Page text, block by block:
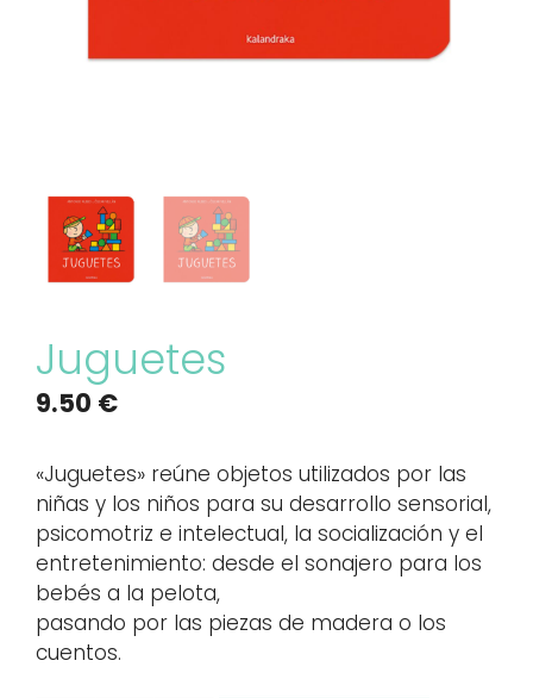
Juguetes
9.50 €
«Juguetes» reúne objetos utilizados por las
niñas y los niños para su desarrollo sensorial,
psicomotriz e intelectual, la socialización y el
entretenimiento: desde el sonajero para los
bebés a la pelota,
pasando por las piezas de madera o los
cuentos.